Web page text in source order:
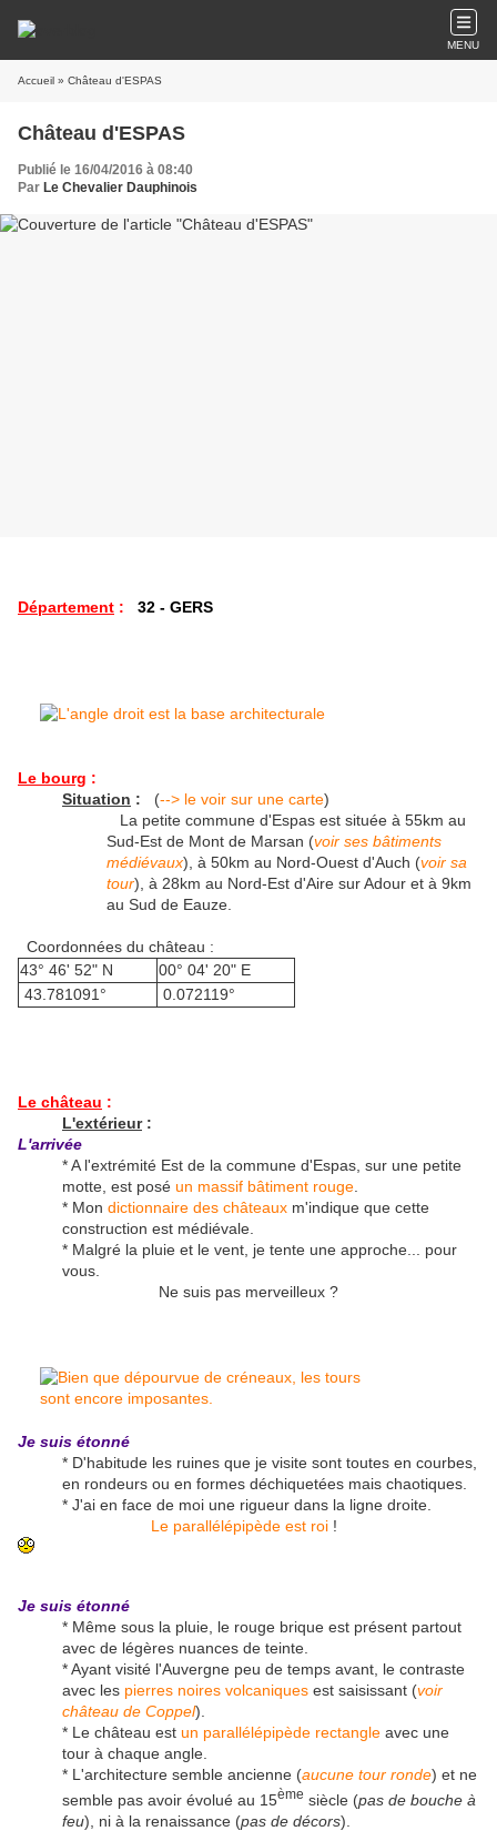
MENU
Accueil » Château d'ESPAS
Château d'ESPAS
Publié le 16/04/2016 à 08:40
Par Le Chevalier Dauphinois
Département : 32 - GERS
Le bourg :
Situation : (--> le voir sur une carte)
La petite commune d'Espas est située à 55km au
Sud-Est de Mont de Marsan (voir ses bâtiments
médiévaux), à 50km au Nord-Ouest d'Auch (voir sa
tour), à 28km au Nord-Est d'Aire sur Adour et à 9km
au Sud de Eauze.
Coordonnées du château :
43° 46' 52" N
00° 04' 20" E
43.781091°
0.072119°
Le château :
L'extérieur:
L'arrivée
* A l'extrémité Est de la commune d'Espas, sur une petite
motte, est posé un massif bâtiment rouge
* Mon dictionnaire des châteaux m'indique que cette
construction est médiévale.
* Malgré la pluie et le vent, je tente une approche... pour
vous.
Ne suis pas merveilleux ?
Je suis étonné
* D'habitude les ruines que je visite sont toutes en courbes,
en rondeurs ou en formes déchiquetées mais chaotiques.
* J'ai en face de moi une rigueur dans la ligne droite.
Le parallélépipède est roi !
Je suis étonné
* Même sous la pluie, le rouge brique est présent partout
avec de légères nuances de teinte.
* Ayant visité l'Auvergne peu de temps avant, le contraste
avec les pierres noires volcaniques est saisissant (voir
château de Coppel).
* Le château est un parallélépipède rectangle avec une
tour à chaque angle.
* L'architecture semble ancienne (aucune tour ronde) et ne
semble pas avoir évolué au 15ème siècle (pas de bouche à
feu), ni à la renaissance (pas de décors).